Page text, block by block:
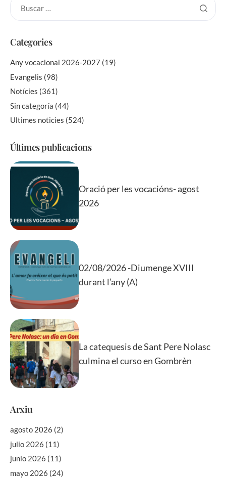
Categories
Any vocacional 2026-2027 (19)
Evangelis (98)
Notícies (361)
Sin categoría (44)
Ultimes noticies (524)
Últimes publicacions
Oració per les vocacións- agost
2026
02/08/2026 -Diumenge XVIII
durant l’any (A)
La catequesis de Sant Pere Nolasc
culmina el curso en Gombrèn
Arxiu
agosto 2026 (2)
julio 2026 (11)
junio 2026 (11)
mayo 2026 (24)